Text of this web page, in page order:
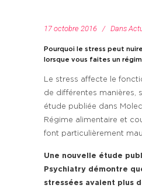
17 octobre 2016 Dans
Pourquoi le stress peut
lorsque vous faites un
Le stress affecte le
de différentes manières,
étude publiée dans
Régime alimentaire et
font particulièrement
Une nouvelle étude
Psychiatry démontre
stressées avaient plus